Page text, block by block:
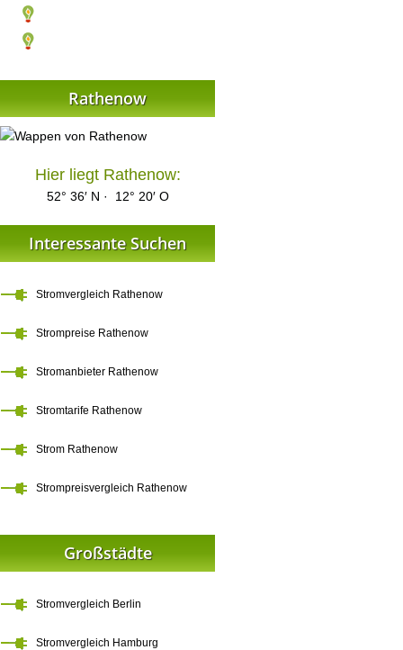
Rathenow
Hier liegt Rathenow:
52° 36′ N · 12° 20′ O
Interessante Suchen
Stromvergleich Rathenow
Strompreise Rathenow
Stromanbieter Rathenow
Stromtarife Rathenow
Strom Rathenow
Strompreisvergleich Rathenow
Großstädte
Stromvergleich Berlin
Stromvergleich Hamburg